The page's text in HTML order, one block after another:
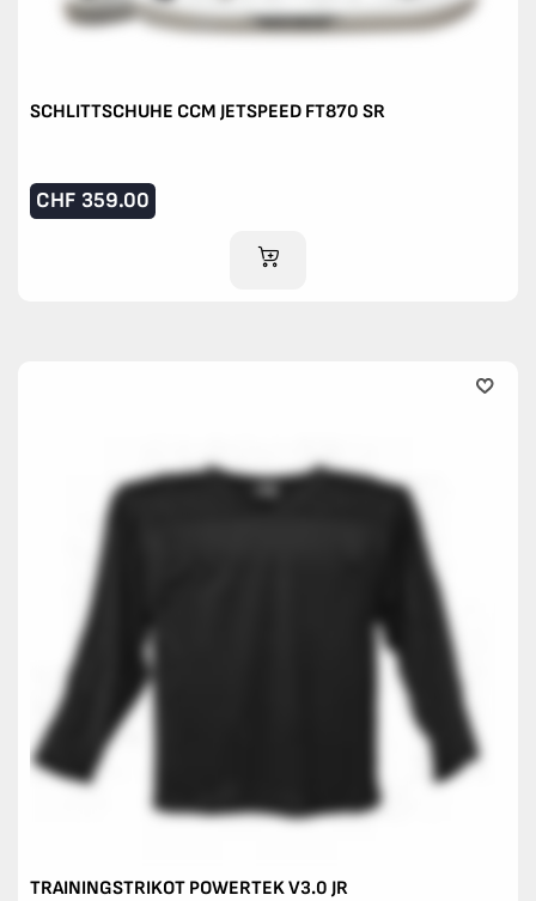
SCHLITTSCHUHE CCM JETSPEED FT870 SR
CHF 359.00
IM WARENKORB
TRAININGSTRIKOT POWERTEK V3.0 JR